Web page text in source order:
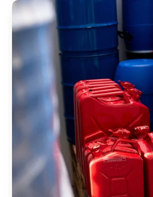
Turvallisuus­
palvelu